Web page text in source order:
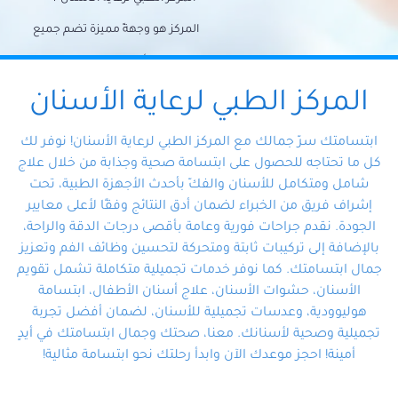
المركز هو وجهةً مميزة تضم جميع
احتياجات الأسنان تحت سقف واحد،
وتضمن لك حلاً شاملًا لجميع
المتخصص ذوي الخبرة، ستجد نفسك
في أيد أمينة تلبي احتياجاتك بكل
احترافية ودقة.
المركز الطبي لرعاية الأسنان
ابتسامتك سرّ جمالك مع المركز الطبي لرعاية الأسنان! نوفر لك
كل ما تحتاجه للحصول على ابتسامة صحية وجذابة من خلال علاج
شامل ومتكامل للأسنان والفكّ بأحدث الأجهزة الطبية، تحت
إشراف فريق من الخبراء لضمان أدق النتائج وفقًا لأعلى معايير
الجودة. نقدم جراحات فورية وعامة بأقصى درجات الدقة والراحة،
بالإضافة إلى تركيبات ثابتة ومتحركة لتحسين وظائف الفم وتعزيز
جمال ابتسامتك. كما نوفر خدمات تجميلية متكاملة تشمل تقويم
الأسنان، حشوات الأسنان، علاج أسنان الأطفال، ابتسامة
هوليوودية، وعدسات تجميلية للأسنان، لضمان أفضل تجربة
تجميلية وصحية لأسنانك. معنا، صحتك وجمال ابتسامتك في أيدٍ
أمينة! احجز موعدك الآن وابدأ رحلتك نحو ابتسامة مثالية!